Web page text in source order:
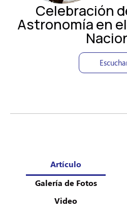
Celebración
Astronomía en
Artículo
Galería de Fotos
Video